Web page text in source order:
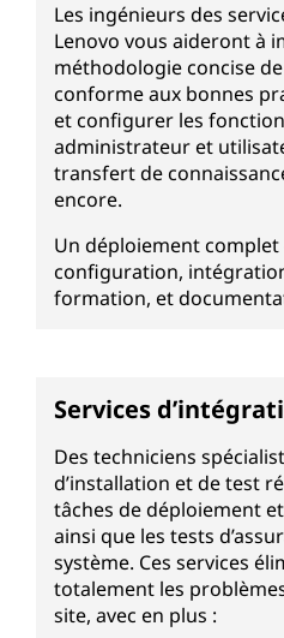
Les ingénieurs des
Lenovo vous aideront à
méthodologie concise
conforme aux bonnes
et configurer les
administrateur et
transfert de
encore.
Un déploiement
configuration,
formation, et
Services
Des techniciens
d’installation et de test
tâches de déploiement
ainsi que les tests
système. Ces services
totalement les
site, avec en plus :